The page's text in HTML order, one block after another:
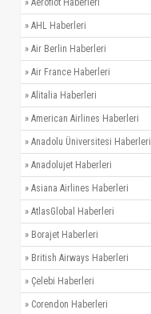
» Aeroflot Haberleri
» AHL Haberleri
» Air Berlin Haberleri
» Air France Haberleri
» Alitalia Haberleri
» American Airlines Haberleri
» Anadolu Üniversitesi Haberleri
» Anadolujet Haberleri
» Asiana Airlines Haberleri
» AtlasGlobal Haberleri
» Borajet Haberleri
» British Airways Haberleri
» Çelebi Haberleri
» Corendon Haberleri